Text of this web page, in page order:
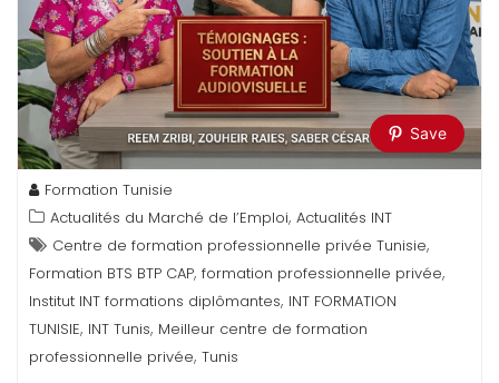
Save
Formation Tunisie
Actualités du Marché de l’Emploi, Actualités INT
Centre de formation professionnelle privée Tunisie,
Formation BTS BTP CAP, formation professionnelle privée,
Institut INT formations diplômantes, INT FORMATION
TUNISIE, INT Tunis, Meilleur centre de formation
professionnelle privée, Tunis